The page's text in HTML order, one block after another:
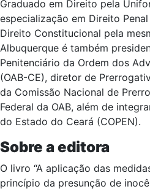
Graduado em Direito pela
especialização em Direito
Direito Constitucional pela
Albuquerque é também
Penitenciário da Ordem dos
(OAB-CE), diretor de
da Comissão Nacional de
Federal da OAB, além de
do Estado do Ceará (COPEN).
Sobre a editora
O livro “A aplicação das
princípio da presunção de